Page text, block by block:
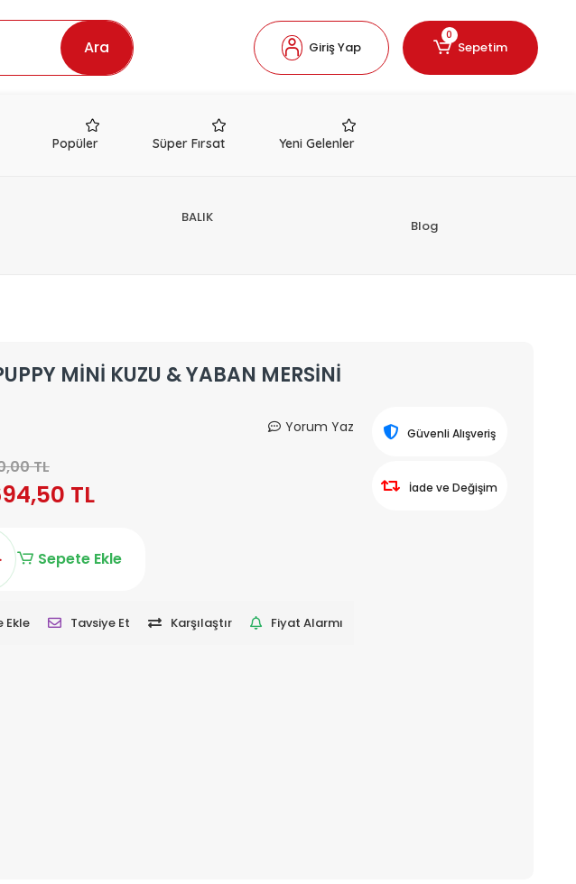
Ara Giriş Yap
0
Sepetim
Popüler Süper Fırsat Yeni Gelenler
BALIK
Blog
MİNİ KUZU & YABAN MERSİNİ
Yorum Yaz
TL
TL
Sepete Ekle
Ekle Tavsiye Et Karşılaştır Fiyat Alarmı
Güvenli Alışveriş
İade ve Değişim